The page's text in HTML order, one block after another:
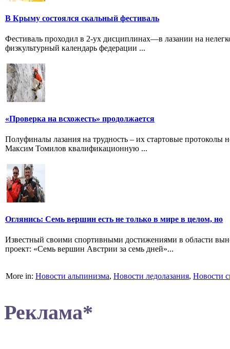
В Крыму состоялся скальный фестиваль
Фестиваль проходил в 2-ух дисциплинах—в лазании на
физкультурный календарь федерации ...
«Проверка на всхожесть» продолжается
Полуфиналы лазания на трудность – их стартовые протоколы
Максим Томилов квалификационную ...
Оглянись: Семь вершин есть не только в мире в целом, но
Известный своими спортивными достижениями в области
проект: «Семь вершин Австрии за семь дней»...
More in: Новости альпинизма, Новости ледолазания, Новости
Реклама*